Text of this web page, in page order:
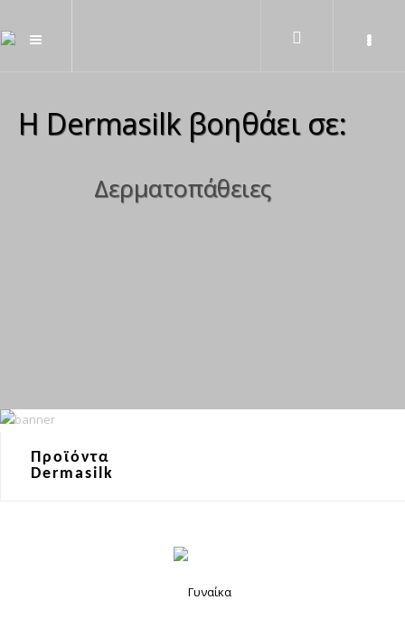
Η Dermasilk βοηθάει σε:
Δερματοπάθειες
Προϊόντα
Dermasilk